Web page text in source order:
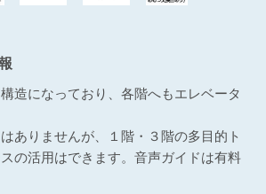
造になっており、各階へもエレベータ
ありませんが、１階・３階の多目的ト
の活用はできます。音声ガイドは有料